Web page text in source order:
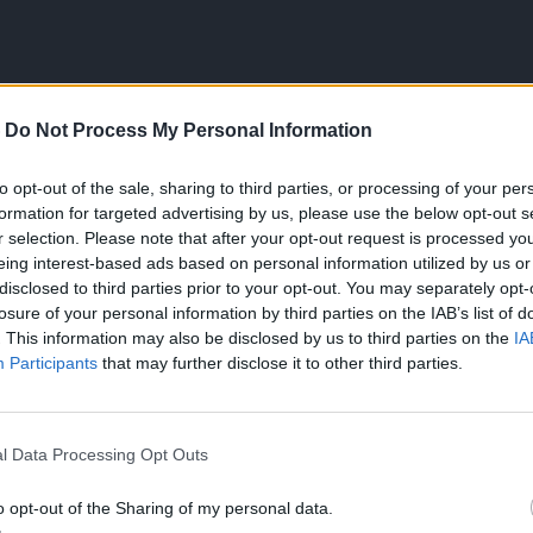
Do Not Process My Personal Information
opt-out of the sale, sharing to third parties, or processing of your
for targeted advertising by us, please use the below opt-out
selection. Please note that after your opt-out request is processed
interest-based ads based on personal information utilized by us
to third parties prior to your opt-out. You may separately
of your personal information by third parties on the IAB’s list of
This information may also be disclosed by us to third parties on the
Participants that may further disclose it to other third parties.
Data Processing Opt Outs
opt-out of the Sharing of my personal data.
Maxipes Fik
čechov a slovákov. Príhody malého dievčatka a jej
od topánok narástol tak, že musel odísť od svojej normálnej
zastavil. Jeho ďalšia vlastnosť bola, že vedel rozprávať.